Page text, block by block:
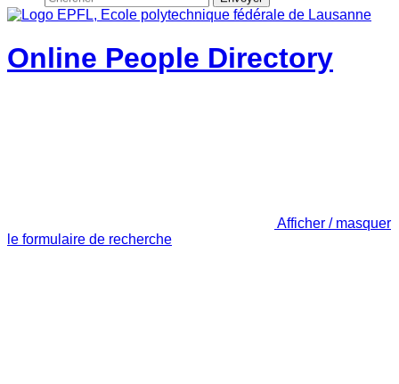
Online People Directory
Afficher / masquer
le formulaire de recherche